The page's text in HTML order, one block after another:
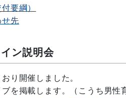
要綱）
せ先
ン説明会
り開催しました。
を掲載します。（こうち男性